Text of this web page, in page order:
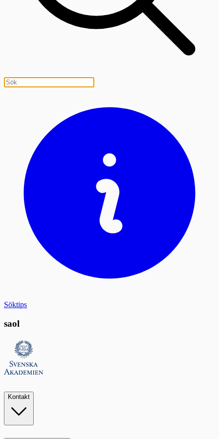
Söktips
saol
Kontakt